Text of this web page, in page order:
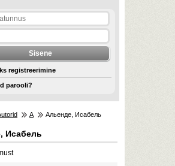
registreerimine
parooli?
А Альенде, Исабель
Исабель